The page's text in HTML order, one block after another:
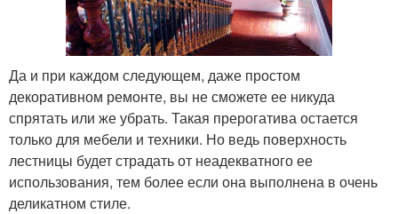
Да и при каждом следующем, даже простом
декоративном ремонте, вы не сможете ее никуда
спрятать или же убрать. Такая прерогатива остается
только для мебели и техники. Но ведь поверхность
лестницы будет страдать от неадекватного ее
использования, тем более если она выполнена в очень
деликатном стиле.